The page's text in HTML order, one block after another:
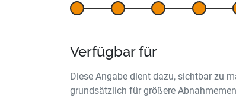
Verfügbar für
Diese Angabe dient dazu, sichtbar zu
grundsätzlich für größere